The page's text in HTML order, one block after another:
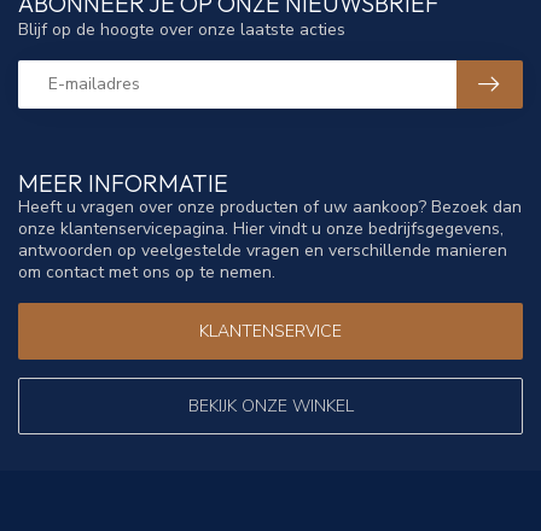
MEER INFORMATIE
Heeft u vragen over onze producten of uw aankoop? Bezoek dan
onze klantenservicepagina. Hier vindt u onze bedrijfsgegevens,
antwoorden op veelgestelde vragen en verschillende manieren
om contact met ons op te nemen.
KLANTENSERVICE
BEKIJK ONZE WINKEL
Blijf op de hoogte over onze laatste acties